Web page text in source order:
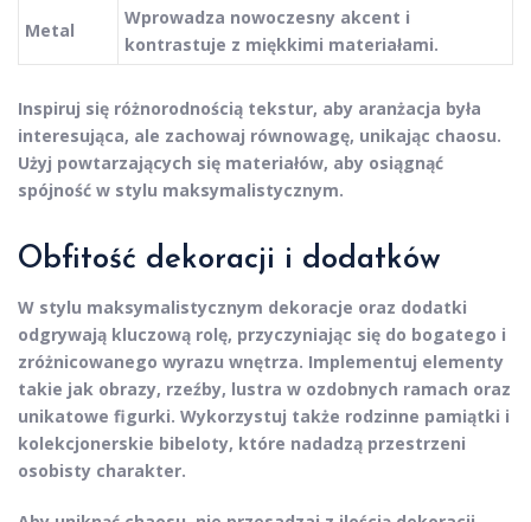
Metal
Wprowadza nowoczesny akcent i
kontrastuje z miękkimi materiałami.
Inspiruj się różnorodnością tekstur, aby aranżacja była
interesująca, ale zachowaj równowagę, unikając chaosu.
Użyj powtarzających się materiałów, aby osiągnąć
spójność w stylu maksymalistycznym.
Obfitość dekoracji i dodatków
W stylu maksymalistycznym dekoracje oraz dodatki
odgrywają kluczową rolę, przyczyniając się do bogatego i
zróżnicowanego wyrazu wnętrza. Implementuj elementy
takie jak obrazy, rzeźby, lustra w ozdobnych ramach oraz
unikatowe figurki. Wykorzystuj także rodzinne pamiątki i
kolekcjonerskie bibeloty, które nadadzą przestrzeni
osobisty charakter.